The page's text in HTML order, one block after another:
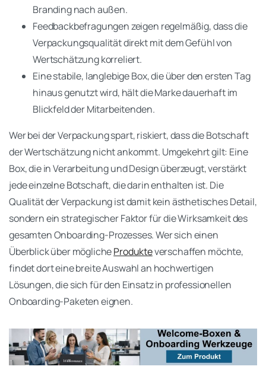
Branding nach außen.
Feedbackbefragungen zeigen regelmäßig, dass die
Verpackungsqualität direkt mit dem Gefühl von
Wertschätzung korreliert.
Eine stabile, langlebige Box, die über den ersten Tag
hinaus genutzt wird, hält die Marke dauerhaft im
Blickfeld der Mitarbeitenden.
Wer bei der Verpackung spart, riskiert, dass die Botschaft
der Wertschätzung nicht ankommt. Umgekehrt gilt: Eine
Box, die in Verarbeitung und Design überzeugt, verstärkt
jede einzelne Botschaft, die darin enthalten ist. Die
Qualität der Verpackung ist damit kein ästhetisches Detail,
sondern ein strategischer Faktor für die Wirksamkeit des
gesamten Onboarding-Prozesses. Wer sich einen
Überblick über möglicheProdukteverschaffen möchte,
findet dort eine breite Auswahl an hochwertigen
Lösungen, die sich für den Einsatz in professionellen
Onboarding-Paketen eignen.